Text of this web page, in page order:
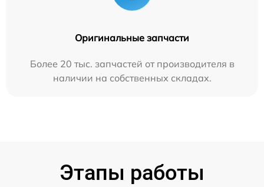
Оригинальные запчасти
Более 20 тыс. запчастей от производителя в
наличии на собственных складах.
Этапы работы